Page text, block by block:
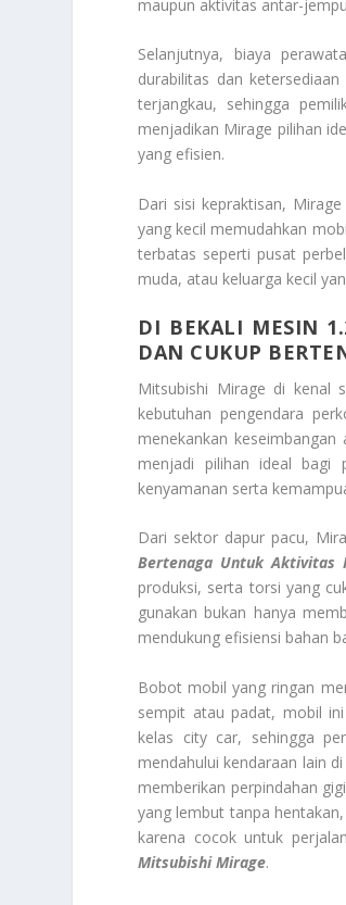
maupun aktivitas antar-
Selanjutnya, biaya
durabilitas dan
terjangkau, sehingga
menjadikan Mirage pilihan
yang efisien.
Dari sisi kepraktisan,
yang kecil memudahkan
terbatas seperti pusat
muda, atau keluarga kecil
DI BEKALI MESIN
DAN CUKUP
Mitsubishi Mirage di kenal
kebutuhan pengendara
menekankan
menjadi pilihan ideal bagi
kenyamanan serta
Dari sektor dapur pacu,
Bertenaga Untuk Aktivitas
produksi, serta torsi yang
gunakan bukan hanya
mendukung efisiensi bahan
Bobot mobil yang ringan
sempit atau padat, mobil
kelas city car, sehingga
mendahului kendaraan lain
memberikan perpindahan
yang lembut tanpa
karena cocok untuk
Mitsubishi Mirage.